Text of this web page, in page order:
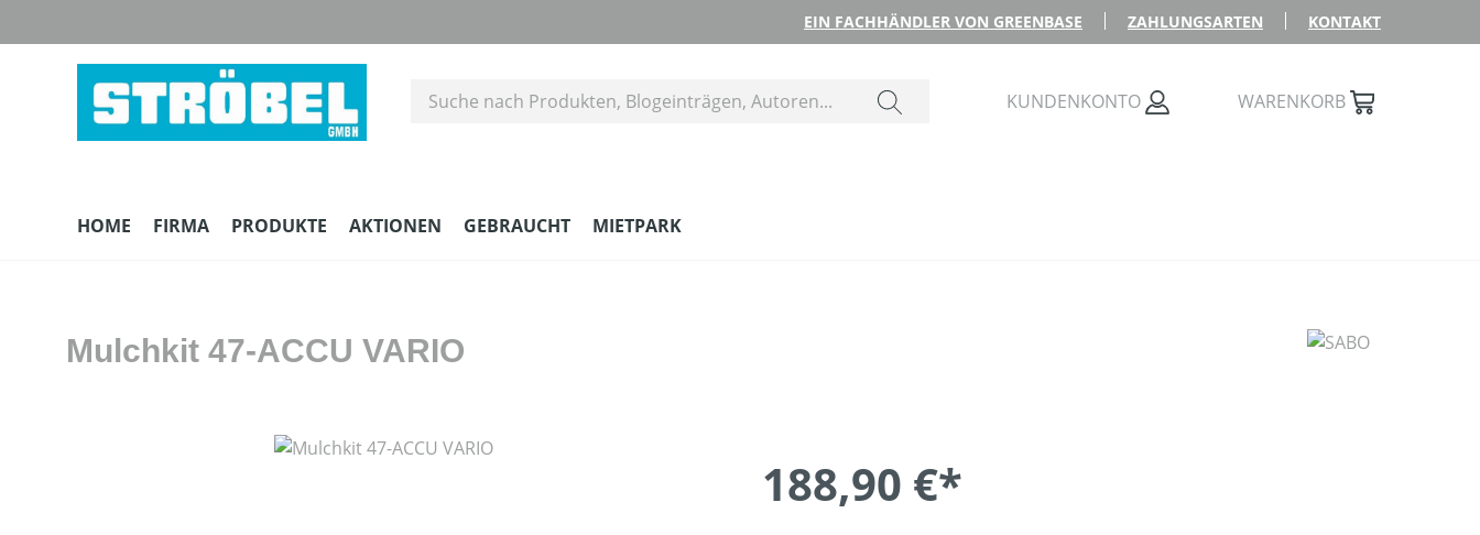
EIN FACHHÄNDLER VON GREENBASE ZAHLUNGSARTEN KONTAKT
KUNDENKONTO WARENKORB
HOME FIRMA PRODUKTE AKTIONEN GEBRAUCHT MIETPARK
Mulchkit 47-ACCU VARIO
188,90 €*